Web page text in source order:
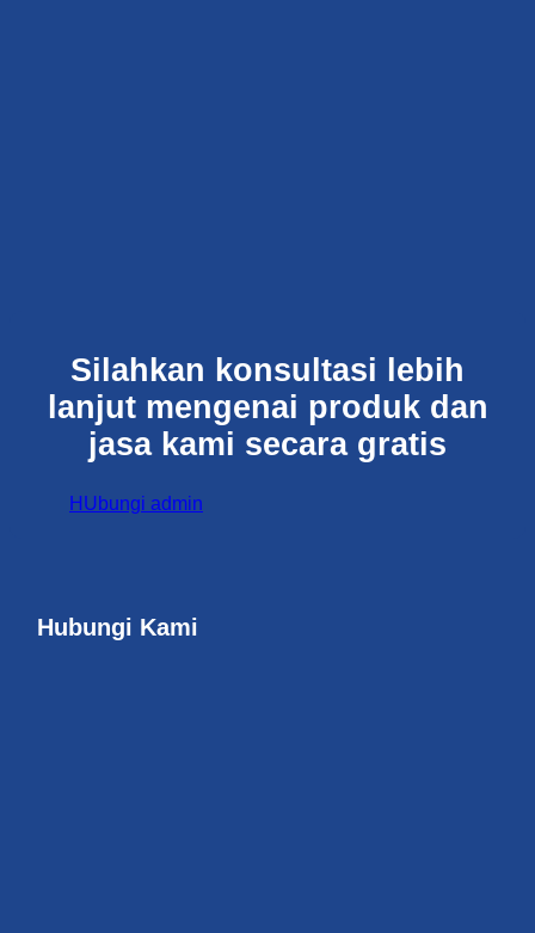
Silahkan konsultasi lebih
lanjut mengenai produk dan
jasa kami secara gratis
HUbungi admin
Hubungi Kami